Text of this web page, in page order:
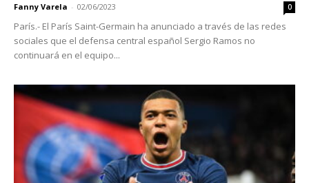
Fanny Varela - 02/06/2023 0
París.- El París Saint-Germain ha anunciado a través de las redes
sociales que el defensa central español Sergio Ramos no
continuará en el equipo...